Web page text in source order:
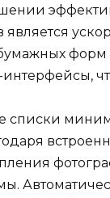
списки